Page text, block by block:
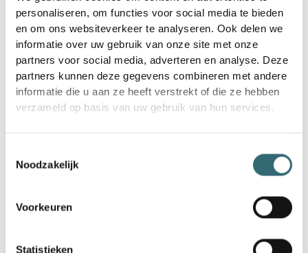
personaliseren, om functies voor social media te bieden
en om ons websiteverkeer te analyseren. Ook delen we
informatie over uw gebruik van onze site met onze
partners voor social media, adverteren en analyse. Deze
partners kunnen deze gegevens combineren met andere
informatie die u aan ze heeft verstrekt of die ze hebben
verzameld op basis van uw gebruik van hun services.
Noodzakelijk
Voorkeuren
Statistieken
geworden voor middelgrote bedrijven om hun
concurrentievermogen te vergroten. AI-technologieën
stellen deze bedrijven in staat hun bedrijfsprocessen te
optimaliseren, kosten te verlagen en nieuwe zakelijke
kansen te creëren. Door AI te gebruiken, kunnen
middelgrote bedrijven hun efficiëntie verhogen en
sneller reageren op voortdurend veranderende
markteisen. De toepassingsgebieden zijn divers en
marketingstrategieën. Software-as-a-Service (SaaS) -
omdat ze niet alleen kosteneffectief zijn, maar ook
eenvoudig te implementeren.